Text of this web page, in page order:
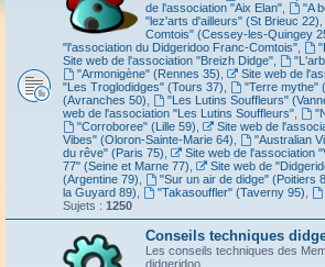
de l'association "Aix Elan"
"A
"lez'arts d'ailleurs" (St Brieuc 22)
Comtois" (Cessey-les-Quingey
"l'association du Didgeridoo Franc-Comtois"
Site web de l'association "Breizh Didge"
"Armonigène" (Rennes 35)
Site web de
"Les Troglodidges" (Tours 37)
"Terre mythe"
(Avranches 50)
"Les Lutins Souffleurs"
web de l'association "Les Lutins Souffleurs"
"Corroboree" (Lille 59)
Site web de
Vibes" (Oloron-Sainte-Marie 64)
"Australian
du rêve" (Paris 75)
Site web de l'association
77" (Seine et Marne 77)
Site web de
(Argentine 79)
"Sur un air de didge" (Poitiers
la Guyard 89)
"Takasouffler" (Taverny 95)
Sujets : 1250
Conseils techniques
Les conseils techniques des
didgeridoo.